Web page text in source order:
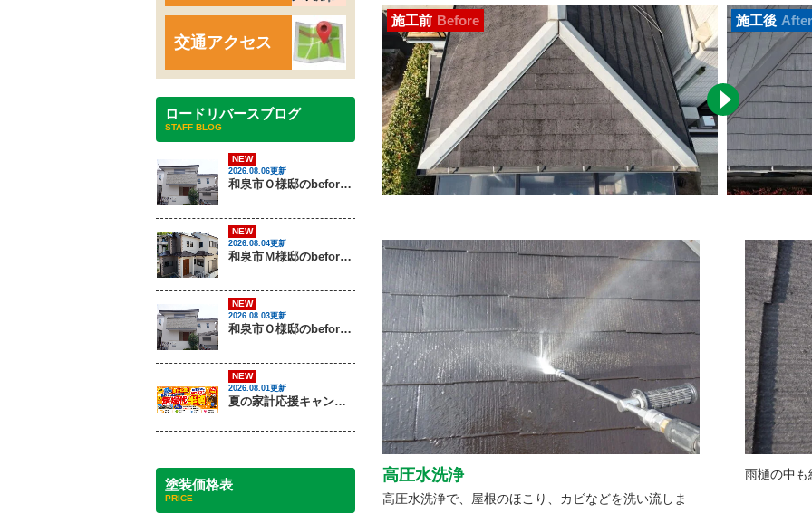
施工前 Before 施工後 After
高圧水洗浄
高圧水洗浄で、屋根のほこり、カビなどを洗い流しま
雨樋の中も
交通アクセス
ロードリバースブログ
STAFF BLOG
NEW
2026.08.06更新
和泉市Ｏ様邸のbeforeとafter（外壁塗装）
NEW
2026.08.04更新
和泉市Ｍ様邸のbeforeとafter（外壁塗装・屋根塗装）
NEW
2026.08.03更新
和泉市Ｏ様邸のbeforeとafter（外壁塗装）
NEW
2026.08.01更新
夏の家計応援キャンペーン開催！足場代半額でお得に外壁・屋根塗装を始めるチャンス【8月30日まで】
塗装価格表
PRICE